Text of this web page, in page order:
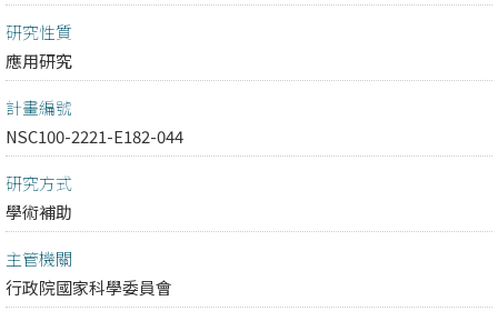
研究性質
應用研究
計畫編號
NSC100-2221-E182-044
研究方式
學術補助
主管機關
行政院國家科學委員會